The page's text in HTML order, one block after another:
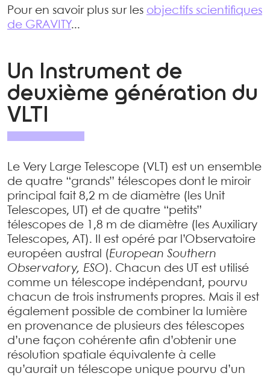
Pour en savoir plus sur les objectifs scientifiques
de GRAVITY...
Un Instrument de
deuxième génération du
VLTI
Le Very Large Telescope (VLT) est un ensemble
de quatre “grands” télescopes dont le miroir
principal fait 8,2 m de diamètre (les Unit
Telescopes, UT) et de quatre “petits”
télescopes de 1,8 m de diamètre (les Auxiliary
Telescopes, AT). Il est opéré par l’Observatoire
européen austral (European Southern
Observatory, ESO). Chacun des UT est utilisé
comme un télescope indépendant, pourvu
chacun de trois instruments propres. Mais il est
également possible de combiner la lumière
en provenance de plusieurs des télescopes
d’une façon cohérente afin d’obtenir une
résolution spatiale équivalente à celle
qu’aurait un télescope unique pourvu d’un